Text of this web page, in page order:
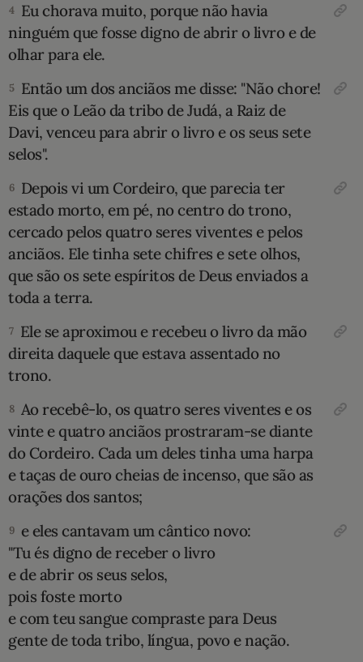
ESBOÇOS DE PREGAÇÃO
TEMAS
PERGUNTE À BÍBLIA
TERMO BÍBLICO
QUEM SOMOS
LOJA BÍBLIAON
4 Eu chorava muito, porque não havia
ninguém que fosse digno de abrir o livro e de
olhar para ele.
5 Então um dos anciãos me disse: "Não chore!
Eis que o Leão da tribo de Judá, a Raiz de
Davi, venceu para abrir o livro e os seus sete
selos".
6 Depois vi um Cordeiro, que parecia ter
estado morto, em pé, no centro do trono,
cercado pelos quatro seres viventes e pelos
anciãos. Ele tinha sete chifres e sete olhos,
que são os sete espíritos de Deus enviados a
toda a terra.
7 Ele se aproximou e recebeu o livro da mão
direita daquele que estava assentado no
trono.
8 Ao recebê-lo, os quatro seres viventes e os
vinte e quatro anciãos prostraram-se diante
do Cordeiro. Cada um deles tinha uma harpa
e taças de ouro cheias de incenso, que são as
orações dos santos;
9 e eles cantavam um cântico novo:
"Tu és digno de receber o livro
e de abrir os seus selos,
pois foste morto
e com teu sangue compraste para Deus
gente de toda tribo, língua, povo e nação.